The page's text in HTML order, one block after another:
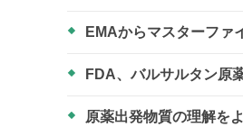
EMAからマスターファ
FDA、バルサルタン原
原薬出発物質の理解を